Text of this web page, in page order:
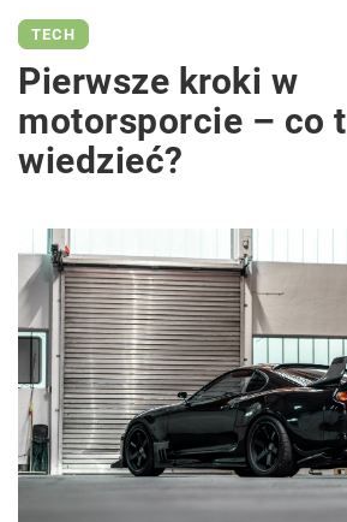
TECH
Pierwsze kroki w
motorsporcie – co
wiedzieć?